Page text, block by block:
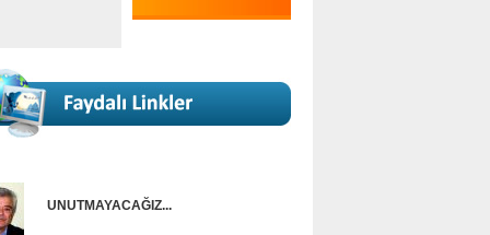
UNUTMAYACAĞIZ...